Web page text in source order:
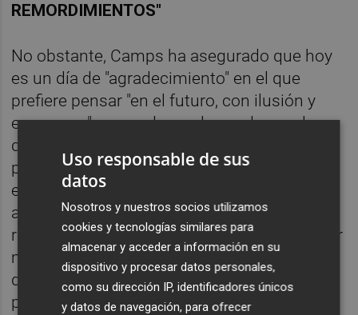
REMORDIMIENTOS"
No obstante, Camps ha asegurado que hoy
es un día de "agradecimiento" en el que
prefiere pensar "en el futuro, con ilusión y
esperanza" en vez de en el pasado y en los
que han emprendido contra el "una
persecución brutal". "Estos momentos son
excepcionales. Si tienen conciencia estarán
ahora con remordimientos, pero ni tengo
rencor ni quiero pensar en ello. Quiero seguir
mirando hacia delante", ha explicado en
declaraciones a ABC Punto Radio, recogidas
por Europa Press.
Uso responsable de sus
datos
Nosotros y nuestros socios utilizamos
cookies y tecnologías similares para
almacenar y acceder a información en su
dispositivo y procesar datos personales,
como su dirección IP, identificadores únicos
y datos de navegación, para ofrecer